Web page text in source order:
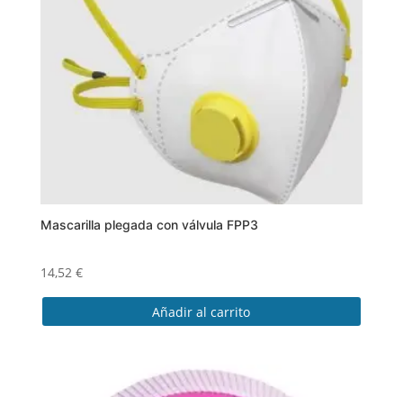
Mascarilla plegada con válvula FPP3
14,52 €
Añadir al carrito